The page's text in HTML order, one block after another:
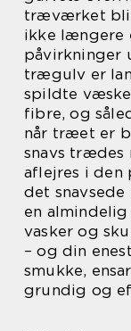
træværket
ikke længere
påvirkninger
trægulv er
spildte
fibre, og
når træet er
snavs trædes
aflejres i den
det snavsede
en
vasker og
– og din
smukke,
grundig og